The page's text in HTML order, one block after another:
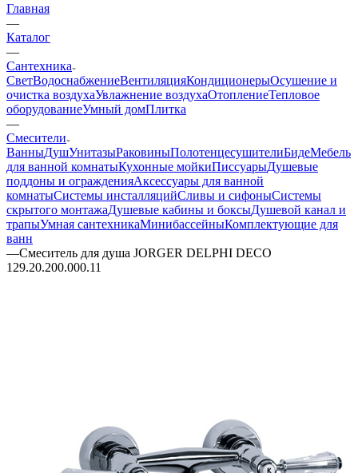
Главная
—
Каталог
—
Сантехника
СветВодоснабжениеВентиляцияКондиционерыОсушение и
очистка воздухаУвлажнение воздухаОтоплениеТепловое
оборудованиеУмный домПлитка
—
Смесители
ВанныДушУнитазыРаковиныПолотенцесушителиБидеМебель
для ванной комнатыКухонные мойкиПиссуарыДушевые
поддоны и огражденияАксессуары для ванной
комнатыСистемы инсталляцийСливы и сифоныСистемы
скрытого монтажаДушевые кабины и боксыДушевой канал и
трапыУмная сантехникаМинибассейныКомплектующие для
ванн
—Смеситель для душа JORGER DELPHI DECO
129.20.200.000.11